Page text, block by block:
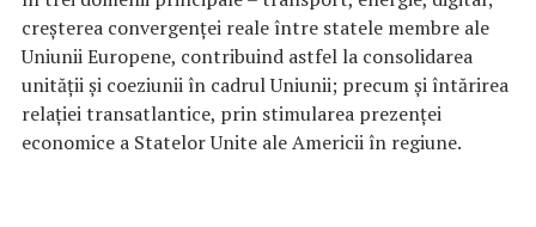
creşterea convergenţei reale între statele membre ale
Uniunii Europene, contribuind astfel la consolidarea
unităţii şi coeziunii în cadrul Uniunii; precum şi întărirea
relaţiei transatlantice, prin stimularea prezenţei
economice a Statelor Unite ale Americii în regiune.